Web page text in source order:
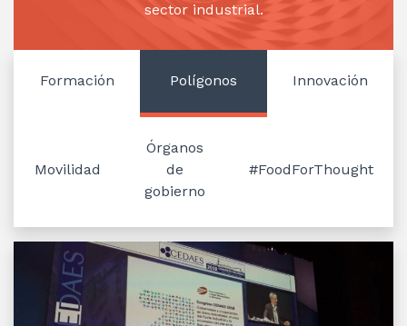
sector industrial.
Formación Polígonos Innovación
Movilidad
Órganos
de
gobierno
#FoodForThought